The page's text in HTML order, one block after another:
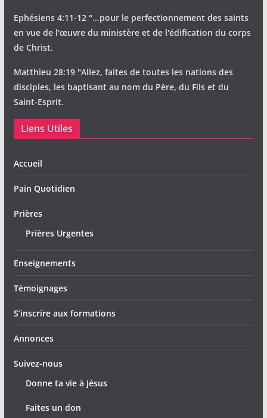
Ephésiens 4:11-12 "...pour le perfectionnement des saints
en vue de l'œuvre du ministère et de l'édification du corps
de Christ.
Matthieu 28:19 "Allez, faites de toutes les nations des
disciples, les baptisant au nom du Père, du Fils et du
Saint-Esprit.
Liens Utiles
Accueil
Pain Quotidien
Prières
Prières Urgentes
Enseignements
Témoignages
S’inscrire aux formations
Annonces
Suivez-nous
Donne ta vie à Jésus
Faites un don